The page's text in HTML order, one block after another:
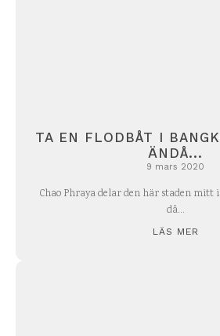
TA EN FLODBÅT I
ÄNDÅ...
9 mars 2020
Chao Phraya delar den här staden mitt
då...
LÄS MER